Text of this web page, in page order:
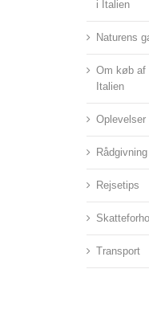
i Italien
Naturens
Om køb af
Italien
Oplevelser
Rejsetips
Transport